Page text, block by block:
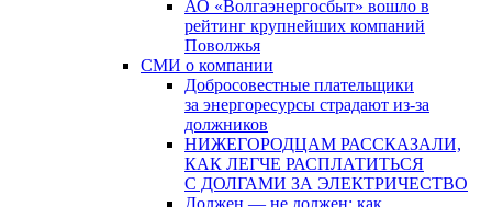
АО «Волгаэнергосбыт» вошло в
рейтинг крупнейших компаний
Поволжья
СМИ о компании
Добросовестные плательщики
за энергоресурсы страдают из-за
должников
НИЖЕГОРОДЦАМ РАССКАЗАЛИ,
КАК ЛЕГЧЕ РАСПЛАТИТЬСЯ
С ДОЛГАМИ ЗА ЭЛЕКТРИЧЕСТВО